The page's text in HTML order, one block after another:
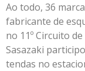
Ao todo, 36
fabricante de
no 11º Circuito
Sasazaki
tendas no